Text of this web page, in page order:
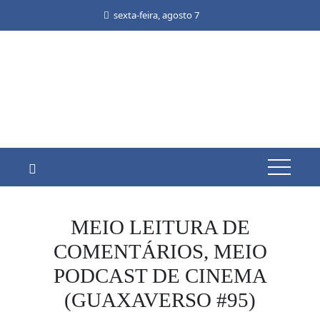
sexta-feira, agosto 7
MEIO LEITURA DE
COMENTÁRIOS, MEIO
PODCAST DE CINEMA
(GUAXAVERSO #95)